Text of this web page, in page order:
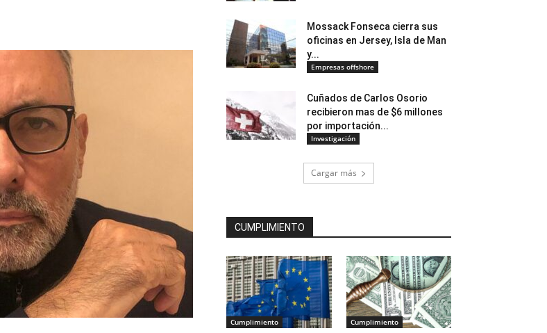
Mossack Fonseca cierra sus
oficinas en Jersey, Isla de Man
y...
Empresas offshore
Cuñados de Carlos Osorio
recibieron mas de $6 millones
por importación...
Investigación
Cargar más
CUMPLIMIENTO
Cumplimiento Cumplimiento